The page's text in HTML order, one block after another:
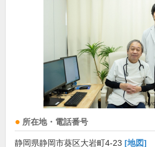
所在地・電話番号
静岡県静岡市葵区大岩町4-23 [地図]